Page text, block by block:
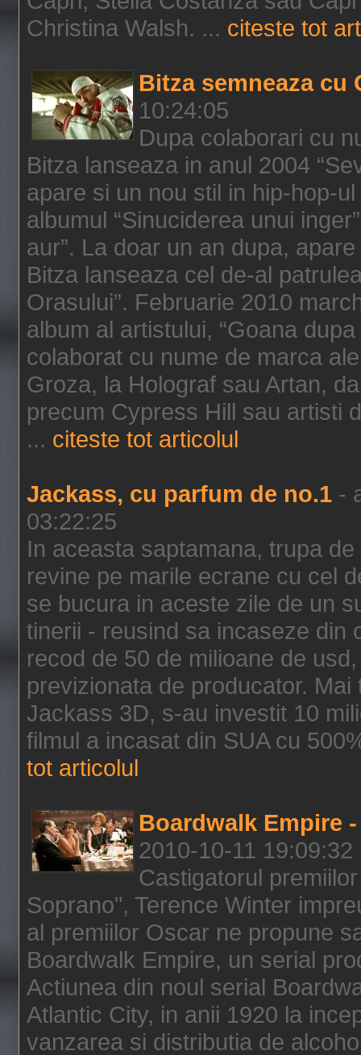
Christina Walsh. ... citeste tot
Bitza semneaza cu
10:24:05
Dupa colaborari cu
Bitza lanseaza in anul 2004
apare si un nou stil in hip-hop-
albumul “Sinuciderea unui
aur”. La doar un an dupa,
Bitza lanseaza cel de-al
Orasului”. Februarie 2010
album al artistului, “Goana
colaborat cu nume de marca
Groza, la Holograf sau Artan,
precum Cypress Hill sau artisti
... citeste tot articolul
Jackass, cu parfum de no.1 -
03:22:25
In aceasta saptamana, trupa
revine pe marile ecrane cu cel
se bucura in aceste zile de un
tinerii - reusind sa incaseze din
recod de 50 de milioane de
previzionata de producator.
Jackass 3D, s-au investit 10
filmul a incasat din SUA cu
tot articolul
Boardwalk Empire
2010-10-11 19:09:32
Castigatorul
Soprano", Terence Winter
al premiilor Oscar ne propune
Boardwalk Empire, un serial
Actiunea din noul serial
Atlantic City, in anii 1920 la
vanzarea si distributia de